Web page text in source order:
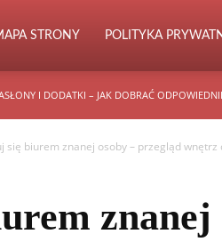
STRONY POLITYKA
I DODATKI – JAK DOBRAĆ
się biurem znanej osoby – przegląd wnętrz